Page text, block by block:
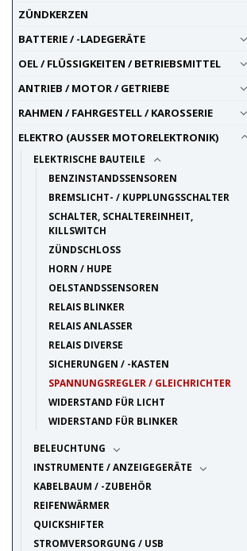
ZÜNDKERZEN
BATTERIE / -LADEGERÄTE
OEL / FLÜSSIGKEITEN / BETRIEBSMITTEL
ANTRIEB / MOTOR / GETRIEBE
RAHMEN / FAHRGESTELL / KAROSSERIE
ELEKTRO (AUSSER MOTORELEKTRONIK)
ELEKTRISCHE BAUTEILE
BENZINSTANDSSENSOREN
BREMSLICHT- / KUPPLUNGSSCHALTER
SCHALTER, SCHALTEREINHEIT,
KILLSWITCH
ZÜNDSCHLOSS
HORN / HUPE
OELSTANDSSENSOREN
RELAIS BLINKER
RELAIS ANLASSER
RELAIS DIVERSE
SICHERUNGEN / -KASTEN
SPANNUNGSREGLER / GLEICHRICHTER
WIDERSTAND FÜR LICHT
WIDERSTAND FÜR BLINKER
BELEUCHTUNG
INSTRUMENTE / ANZEIGEGERÄTE
KABELBAUM / -ZUBEHÖR
REIFENWÄRMER
QUICKSHIFTER
STROMVERSORGUNG / USB